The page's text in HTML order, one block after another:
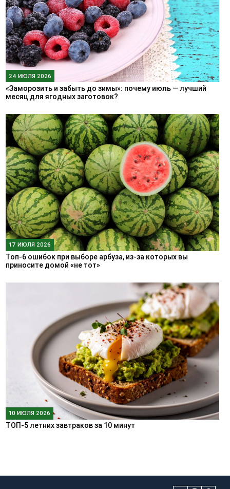
24 ИЮЛЯ 2026
«Заморозить и забыть до зимы»: почему июль — лучший
месяц для ягодных заготовок?
17 ИЮЛЯ 2026
Топ-6 ошибок при выборе арбуза, из-за которых вы
приносите домой «не тот»
10 ИЮЛЯ 2026
ТОП-5 летних завтраков за 10 минут